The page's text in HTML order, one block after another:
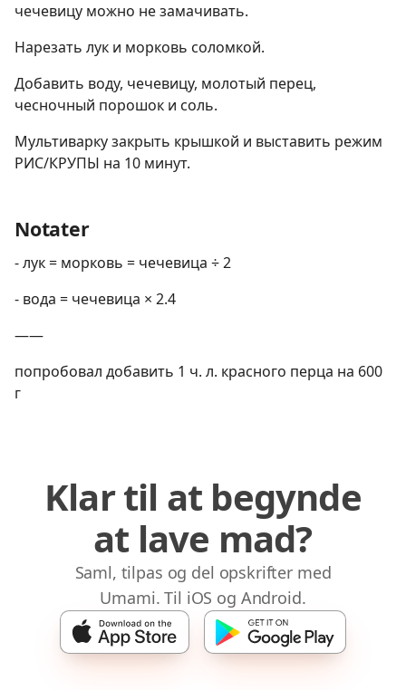
чечевицу можно не замачивать.
Нарезать лук и морковь соломкой.
Добавить воду, чечевицу, молотый перец,
чесночный порошок и соль.
Мультиварку закрыть крышкой и выставить режим
РИС/КРУПЫ на 10 минут.
Notater
- лук = морковь = чечевица ÷ 2
- вода = чечевица × 2.4
——
попробовал добавить 1 ч. л. красного перца на 600
г
Klar til at begynde
at lave mad?
Saml, tilpas og del opskrifter med
Umami. Til iOS og Android.